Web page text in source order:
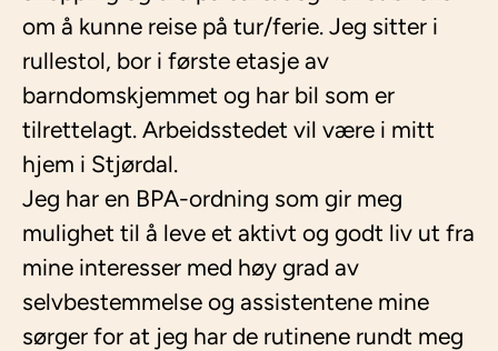
om å kunne reise på tur/ferie. Jeg sitter i
rullestol, bor i første etasje av
barndomskjemmet og har bil som er
tilrettelagt. Arbeidsstedet vil være i mitt
hjem i Stjørdal.
Jeg har en BPA-ordning som gir meg
mulighet til å leve et aktivt og godt liv ut fra
mine interesser med høy grad av
selvbestemmelse og assistentene mine
sørger for at jeg har de rutinene rundt meg